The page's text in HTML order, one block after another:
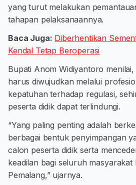
yang turut melakukan
tahapan pelaksanaannya.
Baca Juga: Diberhentikan
Kendal Tetap Beroperasi
Bupati Anom Widiyantoro
harus diwujudkan melalui
kepatuhan terhadap regulasi,
peserta didik dapat terlindungi.
“Yang paling penting adalah
berbagai bentuk penyimpangan
calon peserta didik serta
keadilan bagi seluruh masyarakat
Pemalang,” ujarnya.